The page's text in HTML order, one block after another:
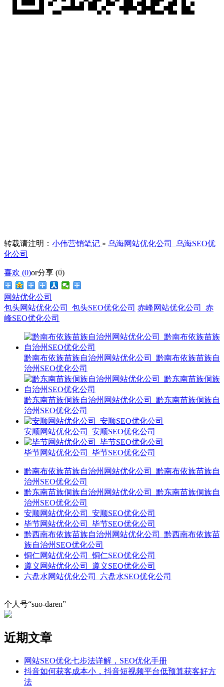
转载请注明： 小伟营销笔记 » 乌海网站优化公司_乌海SEO优
化公司
喜欢 (0)or分享 (0)
网站优化公司
包头网站优化公司_包头SEO优化公司 赤峰网站优化公司_赤
峰SEO优化公司
黔南布依族苗族自治州网站优化公司_黔南布依族苗族自
治州SEO优化公司
黔东南苗族侗族自治州网站优化公司_黔东南苗族侗族自
治州SEO优化公司
安顺网站优化公司_安顺SEO优化公司
毕节网站优化公司_毕节SEO优化公司
黔南布依族苗族自治州网站优化公司_黔南布依族苗族自
治州SEO优化公司
黔东南苗族侗族自治州网站优化公司_黔东南苗族侗族自
治州SEO优化公司
安顺网站优化公司_安顺SEO优化公司
毕节网站优化公司_毕节SEO优化公司
黔西南布依族苗族自治州网站优化公司_黔西南布依族苗
族自治州SEO优化公司
铜仁网站优化公司_铜仁SEO优化公司
遵义网站优化公司_遵义SEO优化公司
六盘水网站优化公司_六盘水SEO优化公司
个人号“suo-daren”
近期文章
网站SEO优化七步法详解，SEO优化手册
抖音如何获客成本小，抖音短视频平台低预算获客好方
法